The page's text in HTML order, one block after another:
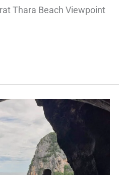
Thara Beach Viewpoint